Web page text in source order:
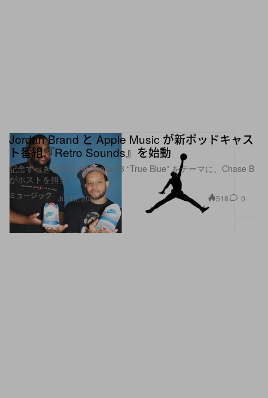
ミュージック
Jordan Brand と Apple Music が新ポッドキャス
ト番組『Retro Sounds』を始動
記念すべき初回は Air Jordan 3 “True Blue” をテーマに、Chase B
がホストを担当
Jul 15, 2026 518 0